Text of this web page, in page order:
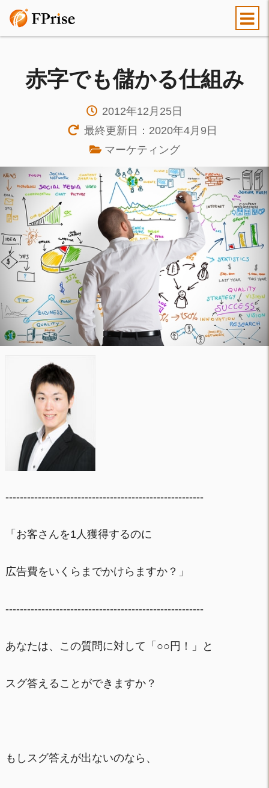
赤字でも儲かる仕組み
2012年12月25日
最終更新日：2020年4月9日
マーケティング
-------------------------------------------------------
「お客さんを1人獲得するのに
広告費をいくらまでかけらますか？」
-------------------------------------------------------
あなたは、この質問に対して「○○円！」と
スグ答えることができますか？
もしスグ答えが出ないのなら、